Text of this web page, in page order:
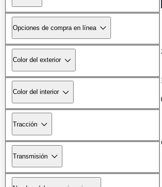
Opciones de compra en línea
Color del exterior
Color del interior
Tracción
Transmisión